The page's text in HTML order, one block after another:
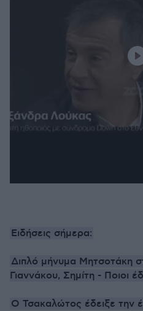
Ειδήσεις σήμερα:
Διπλό μήνυμα Μητσοτάκη
Γιαννάκου, Σημίτη - Ποιοι
Ο Τσακαλώτος έδειξε την